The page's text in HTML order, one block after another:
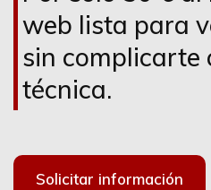
web lista para
sin complicarte
técnica.
Solicitar información